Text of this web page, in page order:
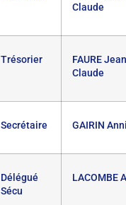
Claude
Trésorier
FAURE
Claude
Secrétaire GAIRIN
Délégué
Sécu
LACOMBE